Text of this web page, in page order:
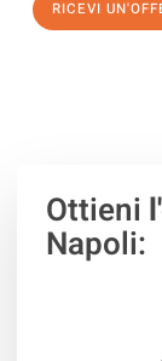
RICEVI
Ottieni
Napoli: